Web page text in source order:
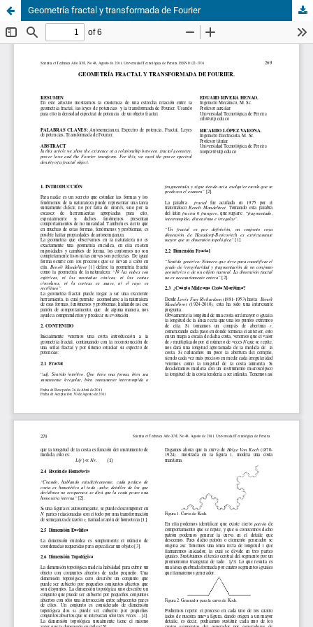
Geometría fractal y transformada de Fourier